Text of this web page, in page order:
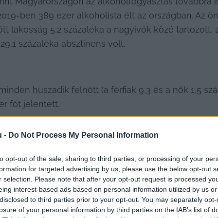
- Do Not Process My Personal Information
opt-out of the sale, sharing to third parties, or processing of your
for targeted advertising by us, please use the below opt-out
selection. Please note that after your opt-out request is processed
interest-based ads based on personal information utilized by us
to third parties prior to your opt-out. You may separately
of your personal information by third parties on the IAB’s list of
ben 389 ezer alkoholista élt az országban. Az
lakosság 5,2 százaléka a nagyivók közé tartozott,
százaléka absztinens volt.
huszadik felnőtt (a férfiak 9,3 és a nők 1,5
főt jelentett.
akik a kérdezést megelőző héten összesen több
(a nők esetében az eltérő fiziológiai